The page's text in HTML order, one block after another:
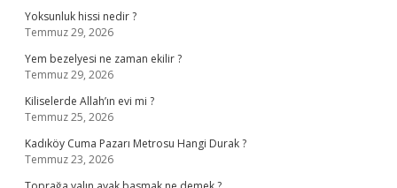
Yoksunluk hissi nedir ?
Temmuz 29, 2026
Yem bezelyesi ne zaman ekilir ?
Temmuz 29, 2026
Kiliselerde Allah’ın evi mi ?
Temmuz 25, 2026
Kadıköy Cuma Pazarı Metrosu Hangi Durak ?
Temmuz 23, 2026